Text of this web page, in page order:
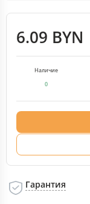
6.09 BYN
Наличие
0
Гарантия